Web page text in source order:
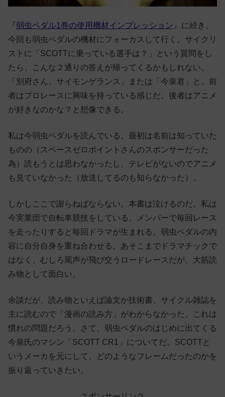
『弱虫ペダル1巻の使用機材インプレッション 』に続き、
今回も弱虫ペダルの機材にフォーカスして行く。サイクリ
ストに「SCOTTに乗っている選手は？」という質問をし
たら、こんな２通りの答えが帰ってくるかもしれない。
「別府さん、サイモンゲランス」または「今泉君」と。前
者はプロレースに興味を持っている感じだ。後者はアニメ
が好きなのかな？と想像できる。
私は今弱虫ペダルを読んでいる。最初は名前は知っていた
ものの（スペースゼロポイントさんのスポンサーだった
為）読もうとは思わなかったし、テレビがないのでアニメ
も見ていなかった（放送してるのも知らなかった）。
しかしここで謝らねばならない。本書は泣けるのだ。私は
今実業団で自転車競技をしている。メンバーで毎回レース
を走ったりすると毎回ドラマが生まれる。弱虫ペダルの内
容に自分自身を重ね合わせる。あそこまでドラマチックで
はなく、むしろ罵声が飛び交うロードレースだが、大筋読
み物として面白い。
余談だが、読み物といえば論文か技術書、サイクル雑誌を
主に読むので「漫画の読み方」がわからなかった。これは
慣れの問題だろう。さて、弱虫ペダルのはじめに出てくる
今泉氏のマシン「SCOTT CR1」についてだ。SCOTTと
いうメーカを元にして、どのようなフレームだったのかを
振り返っていきたい。